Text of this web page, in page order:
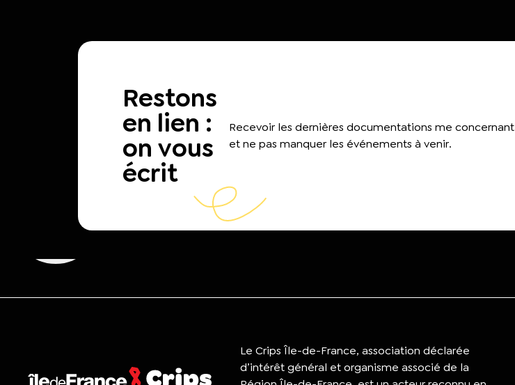
Restons
en lien :
on vous
écrit
Recevoir les dernières documentations me concernant
et ne pas manquer les événements à venir.
Le Crips Île-de-France, association déclarée
d’intérêt général et organisme associé de la